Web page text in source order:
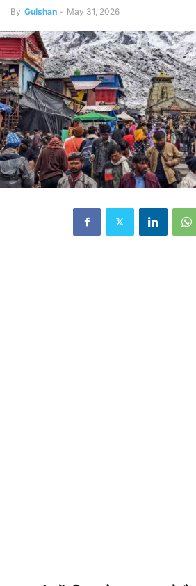
By Gulshan - May 31, 2026